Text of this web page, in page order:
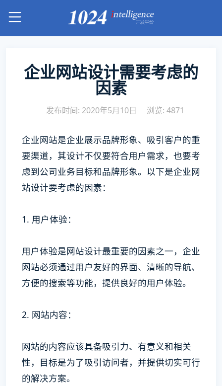
企业网站设计需要考虑的
因素
发布时间: 2020年5月10日 浏览: 4871
企业网站是企业展示品牌形象、吸引客户的重
要渠道，其设计不仅要符合用户需求，也要考
虑到公司业务目标和品牌形象。以下是企业网
站设计要考虑的因素：
1. 用户体验：
用户体验是网站设计最重要的因素之一，企业
网站必须通过用户友好的界面、清晰的导航、
方便的搜索等功能，提供良好的用户体验。
2. 网站内容：
网站的内容应该具备吸引力、有意义和相关
性，目标是为了吸引访问者，并提供切实可行
的解决方案。